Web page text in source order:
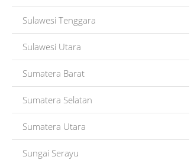
Sulawesi Tenggara
Sulawesi Utara
Sumatera Barat
Sumatera Selatan
Sumatera Utara
Sungai Serayu